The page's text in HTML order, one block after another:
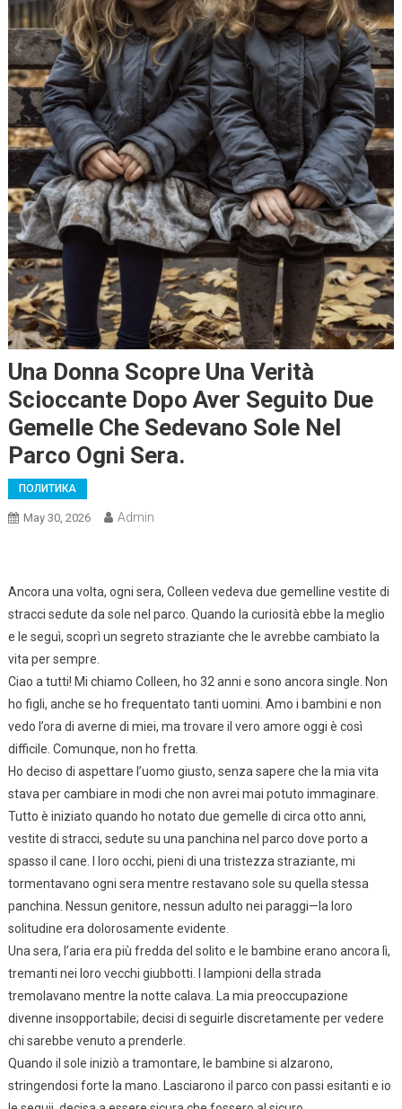
Una Donna Scopre Una Verità
Scioccante Dopo Aver Seguito Due
Gemelle Che Sedevano Sole Nel
Parco Ogni Sera.
ПОЛИТИКА
May 30, 2026 Admin
Ancora una volta, ogni sera, Colleen vedeva due gemelline vestite di
stracci sedute da sole nel parco. Quando la curiosità ebbe la meglio
e le seguì, scoprì un segreto straziante che le avrebbe cambiato la
vita per sempre.
Ciao a tutti! Mi chiamo Colleen, ho 32 anni e sono ancora single. Non
ho figli, anche se ho frequentato tanti uomini. Amo i bambini e non
vedo l’ora di averne di miei, ma trovare il vero amore oggi è così
difficile. Comunque, non ho fretta.
Ho deciso di aspettare l’uomo giusto, senza sapere che la mia vita
stava per cambiare in modi che non avrei mai potuto immaginare.
Tutto è iniziato quando ho notato due gemelle di circa otto anni,
vestite di stracci, sedute su una panchina nel parco dove porto a
spasso il cane. I loro occhi, pieni di una tristezza straziante, mi
tormentavano ogni sera mentre restavano sole su quella stessa
panchina. Nessun genitore, nessun adulto nei paraggi—la loro
solitudine era dolorosamente evidente.
Una sera, l’aria era più fredda del solito e le bambine erano ancora lì,
tremanti nei loro vecchi giubbotti. I lampioni della strada
tremolavano mentre la notte calava. La mia preoccupazione
divenne insopportabile; decisi di seguirle discretamente per vedere
chi sarebbe venuto a prenderle.
Quando il sole iniziò a tramontare, le bambine si alzarono,
stringendosi forte la mano. Lasciarono il parco con passi esitanti e io